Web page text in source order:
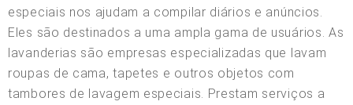
especiais nos ajudam a compilar diários e anúncios.
Eles são destinados a uma ampla gama de usuários. As
lavanderias são empresas especializadas que lavam
roupas de cama, tapetes e outros objetos com
tambores de lavagem especiais. Prestam serviços a